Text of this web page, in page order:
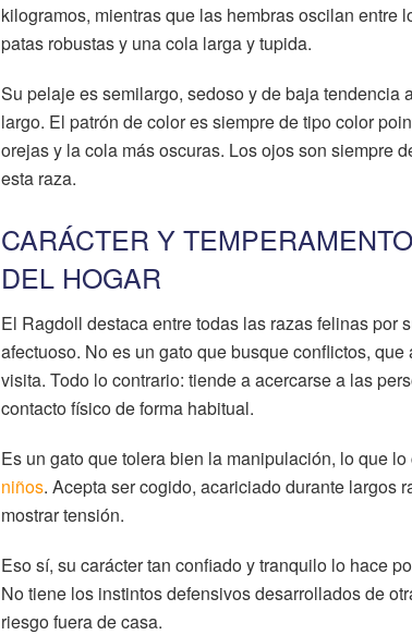
kilogramos, mientras que las hembras oscilan entre
patas robustas y una cola larga y tupida.
Su pelaje es semilargo, sedoso y de baja
largo. El patrón de color es siempre de tipo color
orejas y la cola más oscuras. Los ojos son siempre
esta raza.
CARÁCTER Y
DEL HOGAR
El Ragdoll destaca entre todas las razas felinas por
afectuoso. No es un gato que busque conflictos,
visita. Todo lo contrario: tiende a acercarse a las
contacto físico de forma habitual.
Es un gato que tolera bien la manipulación, lo que
niños. Acepta ser cogido, acariciado durante largos
mostrar tensión.
Eso sí, su carácter tan confiado y tranquilo lo hace
No tiene los instintos defensivos desarrollados de
riesgo fuera de casa.